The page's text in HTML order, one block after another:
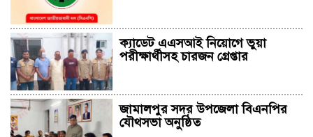
ক্যাডেট এএসআই নিয়োগে ভুয়া
পরীক্ষার্থীসহ চারজন গ্রেপ্তার
জামালপুর সদর উপজেলা বিএনপির
যৌথসভা অনুষ্ঠিত